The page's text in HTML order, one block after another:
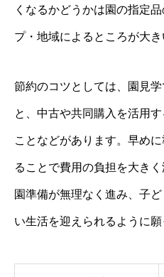
くなるかどうかは園の指定
プ・地域によるところが大き
節約のコツとしては、園見
と、中古や共同購入を活用
ことなどがあります。早め
ることで費用の負担を大き
園準備が無理なく進み、子
い生活を迎えられるように願